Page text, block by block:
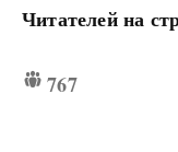
Читателей на
767